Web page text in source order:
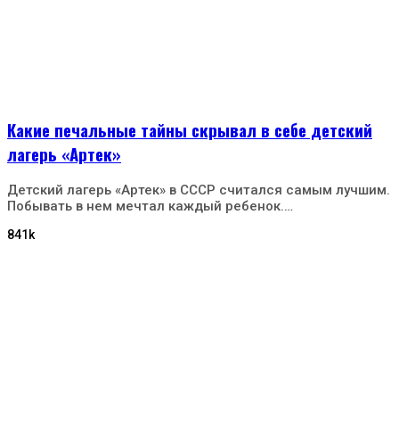
Какие печальные тайны скрывал в себе детский
лагерь «Артек»
Детский лагерь «Артек» в СССР считался самым лучшим.
Побывать в нем мечтал каждый ребенок.…
841k